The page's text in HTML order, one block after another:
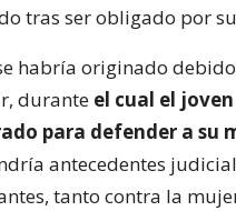
tras ser obligado por
habría originado
durante el cual el joven
para defender a su
antecedentes
tanto contra la